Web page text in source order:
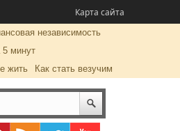
Карта сайта
независимость
5 минут
жить
Как стать везучим